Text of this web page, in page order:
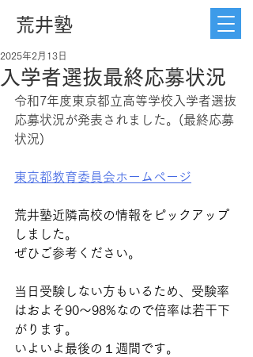
荒井塾
入学者選抜最終応募状況
2025年2月13日
令和7年度東京都立高等学校入学者選抜
応募状況が発表されました。(最終応募
状況)
東京都教育委員会ホームページ
荒井塾近隣高校の情報をピックアップ
しました。
ぜひご参考ください。
当日受験しない方もいるため、受験率
はおよそ90〜98%なので倍率は若干下
がります。
いよいよ最後の１週間です。